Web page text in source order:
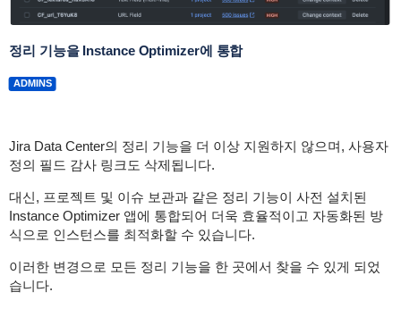
정리 기능을 Instance Optimizer에 통합
ADMINS
Jira Data Center의 정리 기능을 더 이상 지원하지 않으며, 사용자
정의 필드 감사 링크도 삭제됩니다.
대신, 프로젝트 및 이슈 보관과 같은 정리 기능이 사전 설치된
Instance Optimizer 앱에 통합되어 더욱 효율적이고 자동화된 방
식으로 인스턴스를 최적화할 수 있습니다.
이러한 변경으로 모든 정리 기능을 한 곳에서 찾을 수 있게 되었
습니다.